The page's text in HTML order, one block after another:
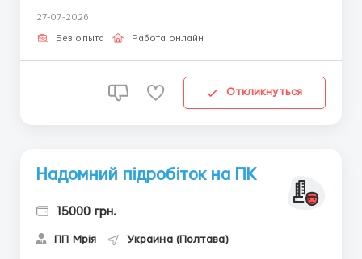
Зручний графік: працюєте у зручний для вас час.
Робота вдома, стабільна оплата. ПИШІТЬ на Вайбер
27-07-2026
Без опыта Работа онлайн
Откликнуться
Надомний підробіток на ПК
15000 грн.
ПП Мрія Украина (Полтава)